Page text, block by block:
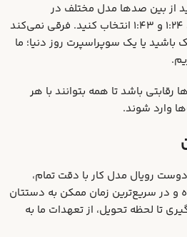
از بین صدها مدل مختلف در
مقیاس‌های گوناگون مثل 1:18، 1:24 و 1:43 انتخاب کنید. فرقی نمی‌کند
یا یک سوپراسپرت روز دنیا؛ ما
باشد تا همه بتوانند با هر
وارد شوند.
رویال مدل کار با دقت تمام،
و در سریع‌ترین زمان ممکن به دستتان
تا لحظه تحویل، از تعهدات ما به